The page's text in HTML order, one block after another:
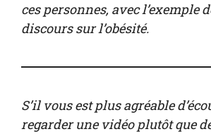
ces personnes, avec l’exemple
discours sur l’obésité.
S’il vous est plus agréable
regarder une vidéo plutôt que